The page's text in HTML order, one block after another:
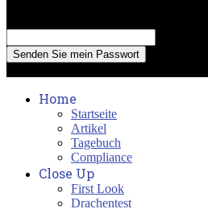
Home
Startseite
Artikel
Tagebuch
Compliance
Close Up
First Look
Drachentest